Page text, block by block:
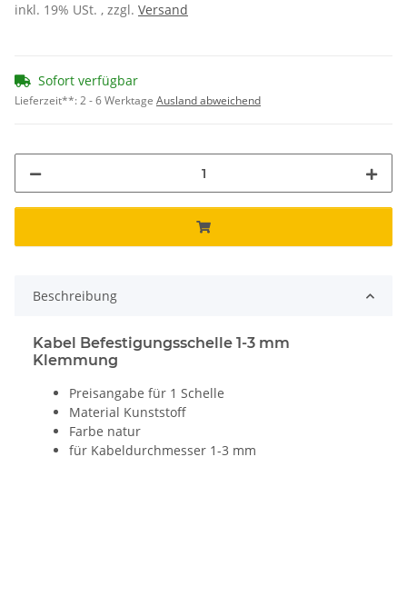
inkl. 19% USt. , zzgl. Versand
Sofort verfügbar
Lieferzeit**:2 - 6 Werktage Ausland abweichend
Beschreibung
Kabel Befestigungsschelle 1-3 mm
Klemmung
Preisangabe für 1 Schelle
Material Kunststoff
Farbe natur
für Kabeldurchmesser 1-3 mm